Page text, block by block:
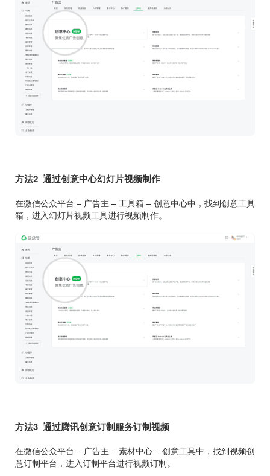
方法2 通过创意中心幻灯片视频制作
在微信公众平台 – 广告主 – 工具箱 – 创意中心中，找到创意工具
箱，进入幻灯片视频工具进行视频制作。
方法3 通过腾讯创意订制服务订制视频
在微信公众平台 – 广告主 – 素材中心 – 创意工具中，找到视频创
意订制平台，进入订制平台进行视频订制。